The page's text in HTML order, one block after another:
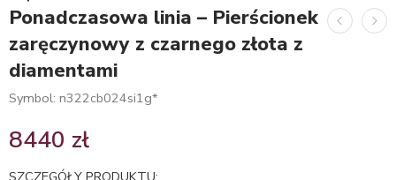
Ponadczasowa linia – Pierścionek
zaręczynowy z czarnego złota z
diamentami
Symbol: n322cb024si1g*
8440 zł
SZCZEGÓŁY PRODUKTU: